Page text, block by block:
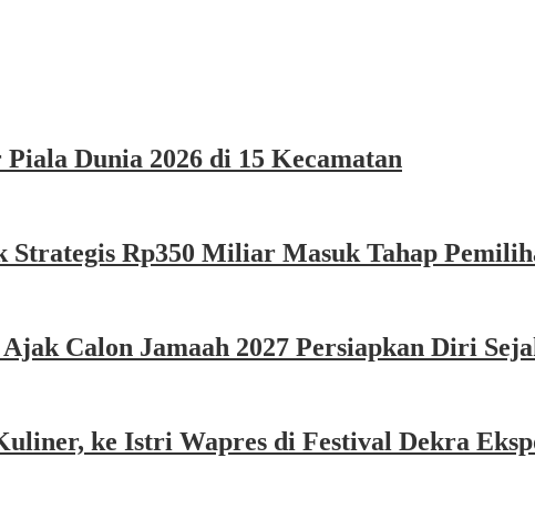
Dunia 2026 di 15 Kecamatan
Rp350 Miliar Masuk Tahap
Calon Jamaah 2027 Persiapkan Diri
ke Istri Wapres di Festival Dekra